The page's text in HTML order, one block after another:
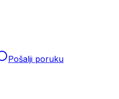
Pošalji poruku